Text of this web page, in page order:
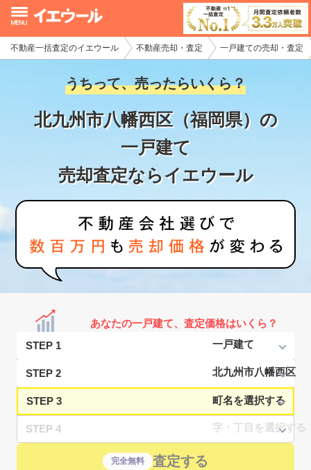
不動産一括査定のイエウール 不動産売却・査定 一戸建ての売却・査定
うちって、売ったらいくら？
北九州市八幡西区（福岡県）の
一戸建て
売却査定ならイエウール
あなたの一戸建て、査定価格はいくら？
STEP 1
STEP 2
STEP 3
STEP 4
完全無料 査定する
イエウール加盟希望の不動産会社様
初めての方へ
不動産売却の流れ